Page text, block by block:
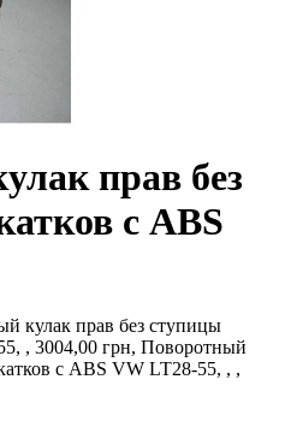
прав без
с ABS
кулак прав без ступицы
, 3004,00 грн, Поворотный
с ABS VW LT28-55, , ,